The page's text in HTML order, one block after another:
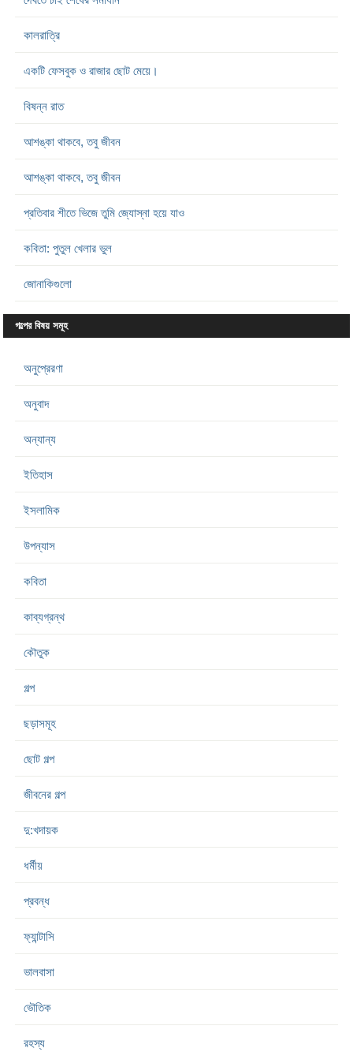
কালরাত্রি
একটি ফেসবুক ও রাজার ছোট মেয়ে।
বিষন্ন রাত
আশঙ্কা থাকবে, তবু জীবন
আশঙ্কা থাকবে, তবু জীবন
প্রতিবার শীতে ভিজে তুমি জ্যোস্না হয়ে যাও
কবিতা: পুতুল খেলার ভুল
জোনাকিগুলো
গল্পের বিষয় সমূহ
অনুপ্রেরণা
অনুবাদ
অন্যান্য
ইতিহাস
ইসলামিক
উপন্যাস
কবিতা
কাব্যগ্রন্থ
কৌতুক
গল্প
ছড়াসমূহ
ছোট গল্প
জীবনের গল্প
দু:খদায়ক
ধর্মীয়
প্রবন্ধ
ফ্যান্টাসি
ভালবাসা
ভৌতিক
রহস্য